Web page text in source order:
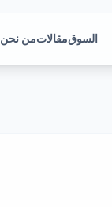
السوقمقالاتمن نحن